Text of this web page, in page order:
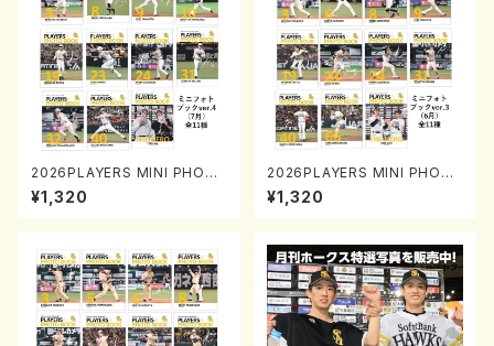
2026PLAYERS MINI PHOT
O BOOK「プレイヤーズミニフォ
トブック」ver.4(7月)0731-081
¥1,320
2026PLAYERS MINI PHOT
O BOOK「プレイヤーズミニフォ
トブック」ver.3(6月)0731-081
¥1,320